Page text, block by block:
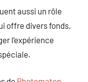
aussi un rôle
offre divers fonds,
l’expérience